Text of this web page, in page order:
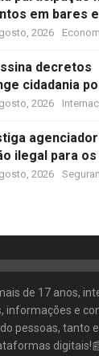
em bares
2026
decretos
cidadania
2026
ilegal para os
2026
de 17 anos,
informações e
pessoas, tanto